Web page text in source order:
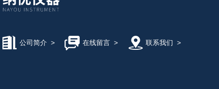
公司简介 > 在线留言> 联系我们 >